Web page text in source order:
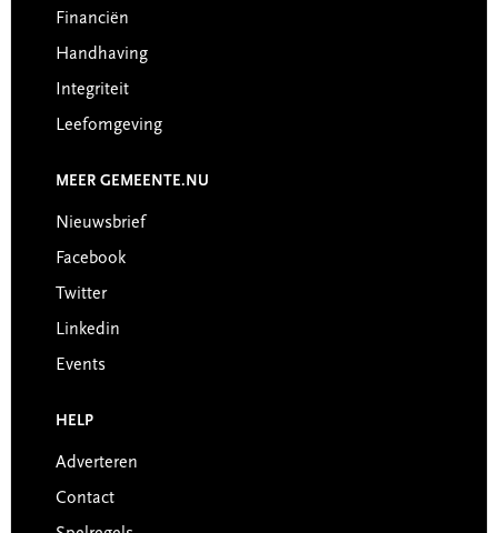
Financiën
Handhaving
Integriteit
Leefomgeving
MEER GEMEENTE.NU
Nieuwsbrief
Facebook
Twitter
Linkedin
Events
HELP
Adverteren
Contact